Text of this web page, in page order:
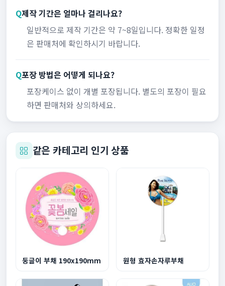
Q제작 기간은 얼마나 걸리나요?
일반적으로 제작 기간은 약 7~8일입니다. 정확한 일정
은 판매처에 확인하시기 바랍니다.
Q포장 방법은 어떻게 되나요?
포장케이스 없이 개별 포장됩니다. 별도의 포장이 필요
하면 판매처와 상의하세요.
같은 카테고리 인기 상품
둥글이 부채 190x190mm 원형 효자손자루부채